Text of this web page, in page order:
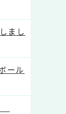
まし
ール